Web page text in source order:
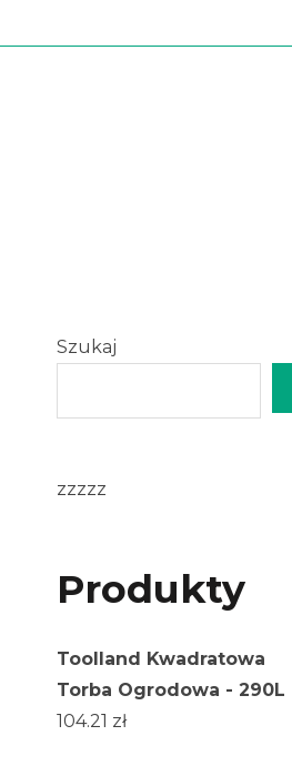
Szukaj
zzzzz
Produkty
Toolland Kwadratowa
Torba Ogrodowa - 290L
104.21 zł